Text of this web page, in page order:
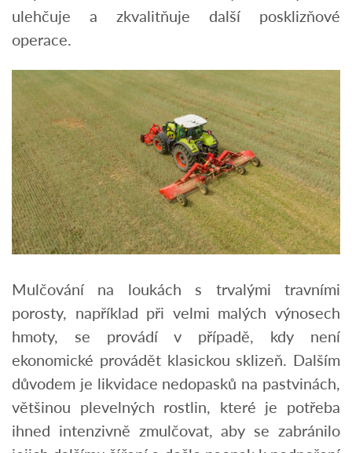
ulehčuje a zkvalitňuje další posklizňové
operace.
Mulčování na loukách s trvalými travními
porosty, například při velmi malých výnosech
hmoty, se provádí v případě, kdy není
ekonomické provádět klasickou sklizeň. Dalším
důvodem je likvidace nedopasků na pastvinách,
většinou plevelných rostlin, které je potřeba
ihned intenzivně zmulčovat, aby se zabránilo